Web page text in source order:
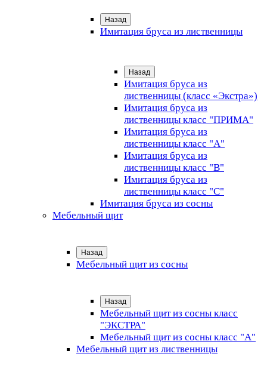
Назад
Имитация бруса из лиственницы
Назад
Имитация бруса из
лиственницы (класс «Экстра»)
Имитация бруса из
лиственницы класс "ПРИМА"
Имитация бруса из
лиственницы класс "А"
Имитация бруса из
лиственницы класс "B"
Имитация бруса из
лиственницы класс "C"
Имитация бруса из сосны
Мебельный щит
Назад
Мебельный щит из сосны
Назад
Мебельный щит из сосны класс
"ЭКСТРА"
Мебельный щит из сосны класс "А"
Мебельный щит из лиственницы